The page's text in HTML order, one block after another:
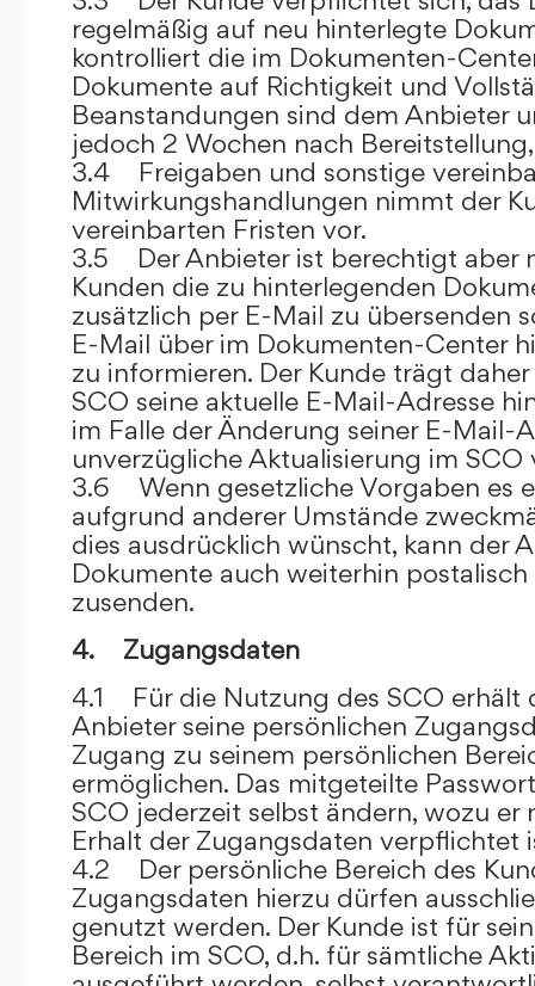
regelmäßig auf neu hinterlegte
kontrolliert die im Dokumenten-
Dokumente auf Richtigkeit und
Beanstandungen sind dem Anbieter
jedoch 2 Wochen nach
3.4 Freigaben und sonstige
Mitwirkungshandlungen nimmt der
vereinbarten Fristen vor.
3.5 Der Anbieter ist berechtigt aber
Kunden die zu hinterlegenden
zusätzlich per E-Mail zu übersenden
E-Mail über im Dokumenten-Center
zu informieren. Der Kunde trägt
SCO seine aktuelle E-Mail-Adresse
im Falle der Änderung seiner E-Mail-
unverzügliche Aktualisierung im SCO
3.6 Wenn gesetzliche Vorgaben es
aufgrund anderer Umstände
dies ausdrücklich wünscht, kann der
Dokumente auch weiterhin
zusenden.
4. Zugangsdaten
4.1 Für die Nutzung des SCO erhält
Anbieter seine persönlichen
Zugang zu seinem persönlichen
ermöglichen. Das mitgeteilte
SCO jederzeit selbst ändern, wozu er
Erhalt der Zugangsdaten verpflichtet
4.2 Der persönliche Bereich des
Zugangsdaten hierzu dürfen
genutzt werden. Der Kunde ist für
Bereich im SCO, d.h. für sämtliche